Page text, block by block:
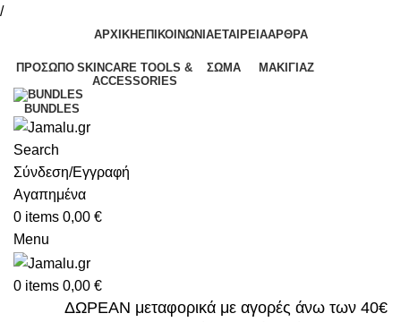
/
ΑΡΧΙΚΗ ΕΠΙΚΟΙΝΩΝΙΑΕΤΑΙΡΕΙΑΑΡΘΡΑ
ΠΡΌΣΩΠΟ SKINCARE TOOLS &
ACCESSORIES
ΣΏΜΑ ΜΑΚΙΓΙΆΖ
BUNDLES
Search
Σύνδεση/Εγγραφή
Αγαπημένα
0 items 0,00 €
Menu
0 items 0,00 €
ΔΩΡΕΑΝ μεταφορικά με αγορές άνω των 40€